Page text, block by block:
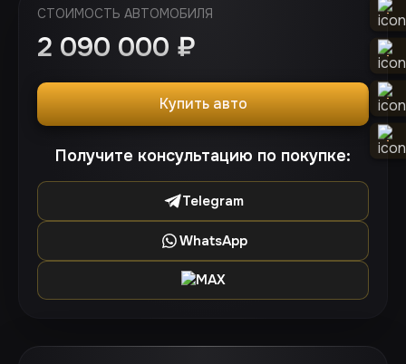
СТОИМОСТЬ АВТОМОБИЛЯ
2 090 000 ₽
Купить авто
Получите консультацию по покупке:
Telegram
WhatsApp
MAX